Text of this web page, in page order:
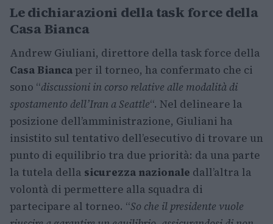
Le dichiarazioni della task force della
Casa Bianca
Andrew Giuliani, direttore della task force della
Casa Biancaper il torneo, ha confermato che ci
sono “discussioni in corso relative alle modalità di
spostamento dell’Iran a Seattle“. Nel delineare la
posizione dell’amministrazione, Giuliani ha
insistito sul tentativo dell’esecutivo di trovare un
punto di equilibrio tra due priorità: da una parte
la tutela della sicurezza nazionale dall’altra la
volontà di permettere alla squadra di
partecipare al torneo. “So che il presidente vuole